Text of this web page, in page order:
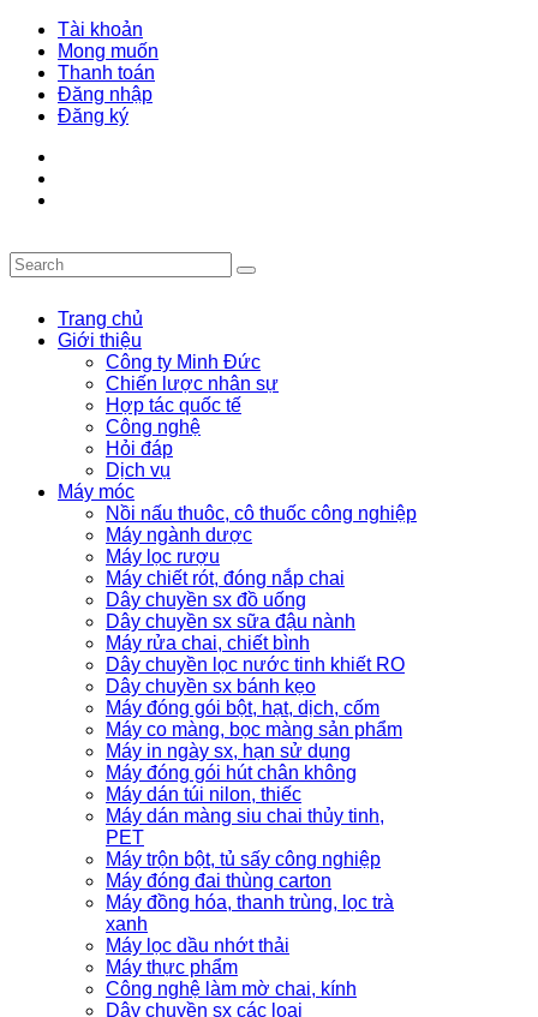
Tài khoản
Mong muốn
Thanh toán
Đăng nhập
Đăng ký
Trang chủ
Giới thiệu
Công ty Minh Đức
Chiến lược nhân sự
Hợp tác quốc tế
Công nghệ
Hỏi đáp
Dịch vụ
Máy móc
Nồi nấu thuôc, cô thuốc công nghiệp
Máy ngành dược
Máy lọc rượu
Máy chiết rót, đóng nắp chai
Dây chuyền sx đồ uống
Dây chuyền sx sữa đậu nành
Máy rửa chai, chiết bình
Dây chuyền lọc nước tinh khiết RO
Dây chuyền sx bánh kẹo
Máy đóng gói bột, hạt, dịch, cốm
Máy co màng, bọc màng sản phẩm
Máy in ngày sx, hạn sử dụng
Máy đóng gói hút chân không
Máy dán túi nilon, thiếc
Máy dán màng siu chai thủy tinh,
PET
Máy trộn bột, tủ sấy công nghiệp
Máy đóng đai thùng carton
Máy đồng hóa, thanh trùng, lọc trà
xanh
Máy lọc dầu nhớt thải
Máy thực phẩm
Công nghệ làm mờ chai, kính
Dây chuyền sx các loại